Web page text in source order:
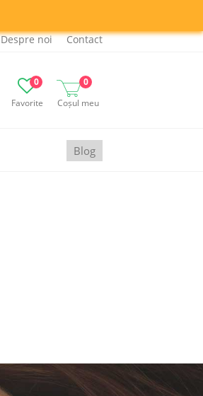
Despre noi Contact
Favorite
0
Coșul meu
0
Blog